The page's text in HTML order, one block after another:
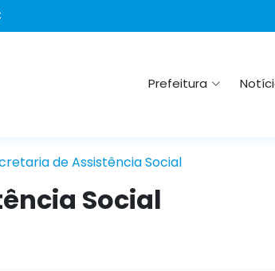
Prefeitura
de Assistência Social
Social